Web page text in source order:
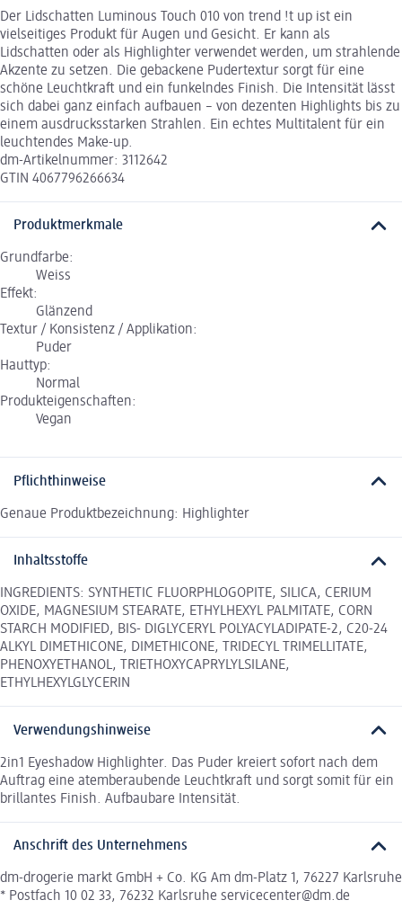
Der Lidschatten Luminous Touch 010 von trend !t up ist ein
vielseitiges Produkt für Augen und Gesicht. Er kann als
Lidschatten oder als Highlighter verwendet werden, um strahlende
Akzente zu setzen. Die gebackene Pudertextur sorgt für eine
schöne Leuchtkraft und ein funkelndes Finish. Die Intensität lässt
sich dabei ganz einfach aufbauen – von dezenten Highlights bis zu
einem ausdrucksstarken Strahlen. Ein echtes Multitalent für ein
leuchtendes Make-up.
dm-Artikelnummer: 3112642
GTIN 4067796266634
Produktmerkmale
Grundfarbe:
Weiss
Effekt:
Glänzend
Textur / Konsistenz / Applikation:
Puder
Hauttyp:
Normal
Produkteigenschaften:
Vegan
Pflichthinweise
Genaue Produktbezeichnung: Highlighter
Inhaltsstoffe
INGREDIENTS: SYNTHETIC FLUORPHLOGOPITE, SILICA, CERIUM
OXIDE, MAGNESIUM STEARATE, ETHYLHEXYL PALMITATE, CORN
STARCH MODIFIED, BIS- DIGLYCERYL POLYACYLADIPATE-2, C20-24
ALKYL DIMETHICONE, DIMETHICONE, TRIDECYL TRIMELLITATE,
PHENOXYETHANOL, TRIETHOXYCAPRYLYLSILANE,
ETHYLHEXYLGLYCERIN
Verwendungshinweise
2in1 Eyeshadow Highlighter. Das Puder kreiert sofort nach dem
Auftrag eine atemberaubende Leuchtkraft und sorgt somit für ein
brillantes Finish. Aufbaubare Intensität.
Anschrift des Unternehmens
dm-drogerie markt GmbH + Co. KG Am dm-Platz 1, 76227 Karlsruhe
* Postfach 10 02 33, 76232 Karlsruhe servicecenter@dm.de